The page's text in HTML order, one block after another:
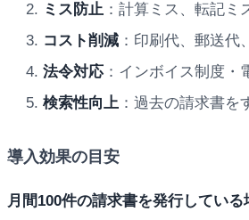
ミス防止 ：計算ミス、転記ミ
コスト削減 ：印刷代、郵送代
法令対応 ：インボイス制度
検索性向上 ：過去の請求書を
導入効果の目安
月間100件の請求書を発行している